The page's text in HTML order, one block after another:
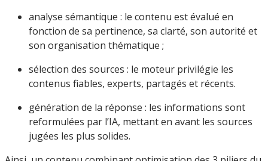
analyse sémantique : le contenu est évalué en
fonction de sa pertinence, sa clarté, son autorité et
son organisation thématique ;
sélection des sources : le moteur privilégie les
contenus fiables, experts, partagés et récents.
génération de la réponse : les informations sont
reformulées par l’IA, mettant en avant les sources
jugées les plus solides.